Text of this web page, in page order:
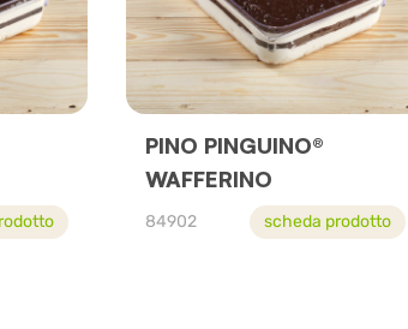
PINO PINGUINO®
WAFFERINO
84902 scheda prodotto